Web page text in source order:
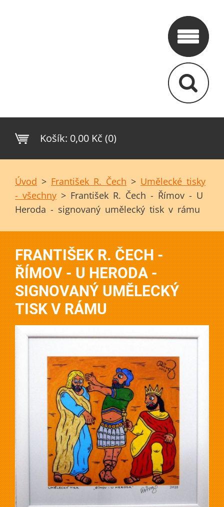
Košík: 0,00 Kč (0)
Úvod > František R. Čech > Umělecké tisky
- všechny > František R. Čech - Římov - U
Heroda - signovaný umělecký tisk v rámu
FRANTIŠEK R. ČECH -
ŘÍMOV - U HERODA -
SIGNOVANÝ UMĚLECKÝ
TISK V RÁMU